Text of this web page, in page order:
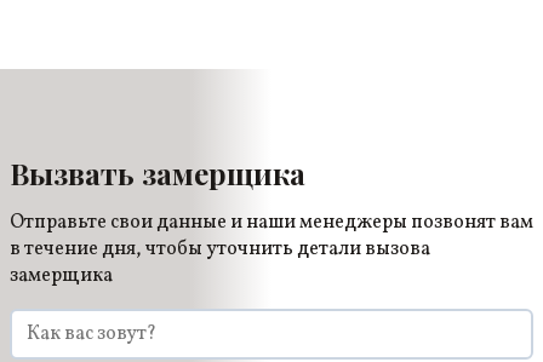
Вызвать замерщика
Отправьте свои данные и наши менеджеры позвонят вам
в течение дня, чтобы уточнить детали вызова
замерщика